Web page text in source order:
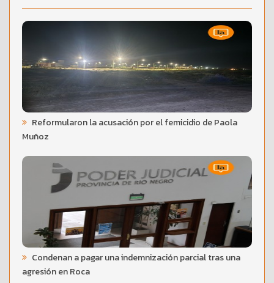
Reformularon la acusación por el femicidio de Paola
Muñoz
Condenan a pagar una indemnización parcial tras una
agresión en Roca